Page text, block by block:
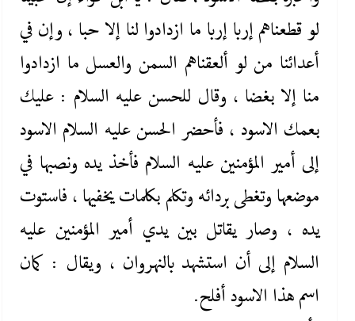
لو قطعناهم إربا إربا ما ازدادوا لنا إلا حبا ، وإن في
أعدائنا من لو ألعقناهم السمن والعسل ما ازدادوا
منا إلا بغضا ، وقال للحسن عليه ‌السلام : عليك
بعمك الاسود ، فأحضر الحسن عليه ‌السلام الاسود
إلى أمير المؤمنين عليه ‌السلام فأخذ يده ونصبها في
موضعها وتغطى بردائه وتكلم بكلمات يخفيها ، فاستوت
يده ، وصار يقاتل بين يدي أمير المؤمنين عليه
‌السلام إلى أن استشهد بالنهروان ، ويقال : كمان
اسم هذا الاسود أفلح.